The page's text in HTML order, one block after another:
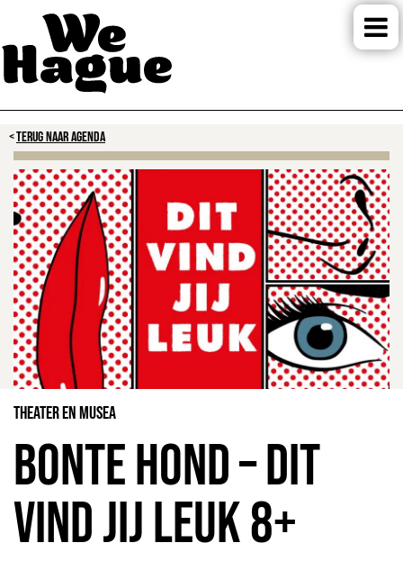
TERUG NAAR AGENDA
Theater en Musea
Bonte Hond – Dit
vind jij leuk 8+